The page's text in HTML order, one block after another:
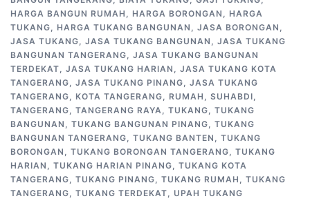
HARGA BANGUN RUMAH , HARGA BORONGAN , HARGA
TUKANG, HARGA TUKANG BANGUNAN , JASA BORONGAN ,
JASA TUKANG, JASA TUKANG BANGUNAN , JASA TUKANG
BANGUNAN TANGERANG, JASA TUKANG BANGUNAN
TERDEKAT, JASA TUKANG HARIAN , JASA TUKANG KOTA
TANGERANG, JASA TUKANG PINANG, JASA TUKANG
TANGERANG, KOTA TANGERANG, RUMAH , SUHABDI,
TANGERANG, TANGERANG RAYA, TUKANG, TUKANG
BANGUNAN , TUKANG BANGUNAN PINANG, TUKANG
BANGUNAN TANGERANG, TUKANG BANTEN , TUKANG
BORONGAN , TUKANG BORONGAN TANGERANG, TUKANG
HARIAN , TUKANG HARIAN PINANG, TUKANG KOTA
TANGERANG, TUKANG PINANG, TUKANG RUMAH , TUKANG
TANGERANG, TUKANG TERDEKAT, UPAH TUKANG